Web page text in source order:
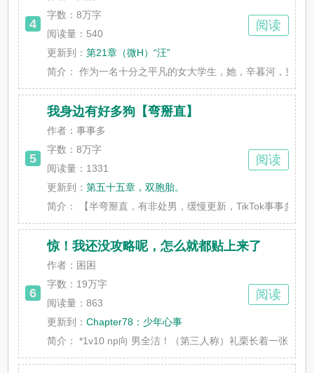
4
字数：8万字
阅读量：540
更新到：第21章（微H）“汪”
简介：
作为一名十分之平凡的女大学生，她，辛暮河，穿越
阅读
5
我身边有好多狗【弯掰直】
作者：事事多
字数：8万字
阅读量：1331
更新到：第五十五章，双胞胎。
简介：
【半弯掰直，有非处男，缓慢更新，TikTok事事多
阅读
6
惊！我还没攻略呢，怎么就都贴上来了
作者：困困
字数： 19万字
阅读量：863
更新到：Chapter78：少年心事
简介：
*1v10 np向 男全洁！（第三人称）礼栗长着一张明
阅读